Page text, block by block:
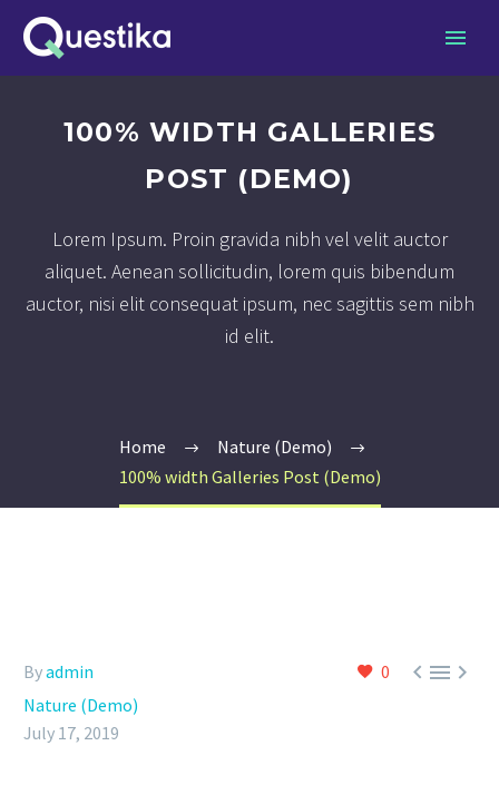
100% WIDTH GALLERIES
POST (DEMO)
Lorem Ipsum. Proin gravida nibh vel velit auctor
aliquet. Aenean sollicitudin, lorem quis bibendum
auctor, nisi elit consequat ipsum, nec sagittis sem nibh
id elit.
Home
Nature (Demo)
100% width Galleries Post (Demo)
0 
Byadmin
Nature (Demo)
July 17, 2019